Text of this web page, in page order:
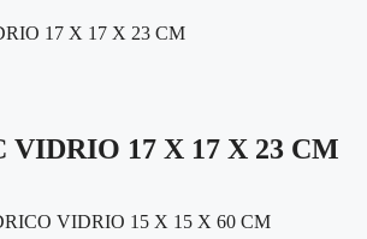
VIDRIO 17 X 17 X 23 CM